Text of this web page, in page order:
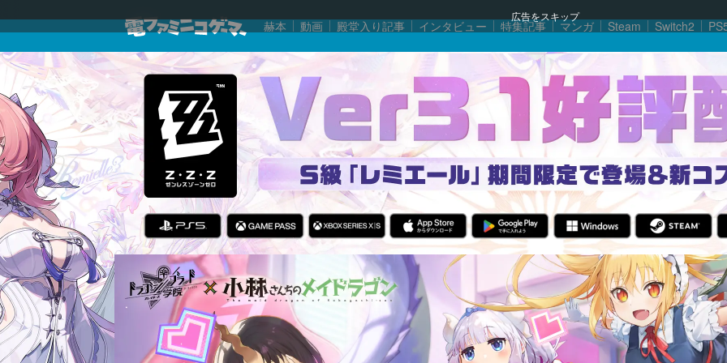
広告をスキップ
赫本 動画 殿堂入り記事 インタビュー 特集記事 マンガ Steam Switch2